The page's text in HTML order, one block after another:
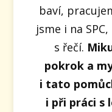
baví,
jsme i na
s řečí.
pokrok a
i tato
i při práci s